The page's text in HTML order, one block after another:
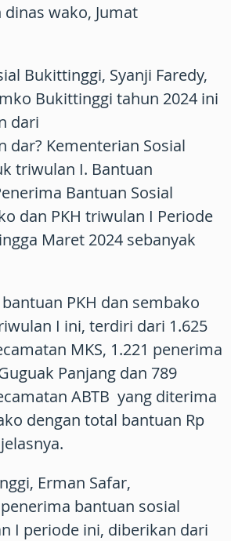
wako, Jumat
Bukittinggi, Syanji Faredy,
Bukittinggi tahun 2024 ini
dari
dar? Kementerian Sosial
triwulan I. Bantuan
Bantuan Sosial
dan PKH triwulan I Periode
Maret 2024 sebanyak
PKH dan sembako
I ini, terdiri dari 1.625
MKS, 1.221 penerima
Panjang dan 789
ABTB yang diterima
dengan total bantuan Rp
Erman Safar,
bantuan sosial
I periode ini, diberikan dari